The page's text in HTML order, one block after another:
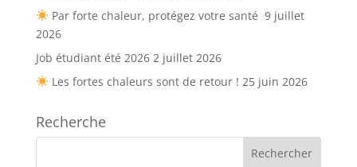
Par forte chaleur, protégez votre santé 9 juillet
2026
Job étudiant été 2026 2 juillet 2026
Les fortes chaleurs sont de retour ! 25 juin 2026
Recherche